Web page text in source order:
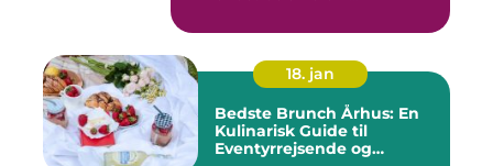
18. jan
Bedste Brunch Århus: En
Kulinarisk Guide til
Eventyrrejsende og